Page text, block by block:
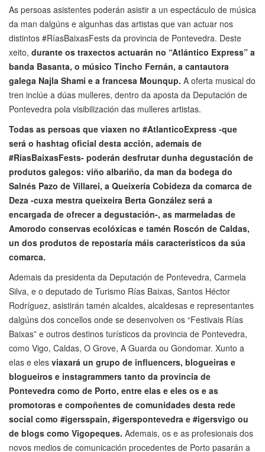
As persoas asistentes poderán asistir a un espectáculo de música
da man dalgúns e algunhas das artistas que van actuar nos
distintos #RíasBaixasFests da provincia de Pontevedra. Deste
xeito, durante os traxectos actuarán no “Atlántico Express” a
banda Basanta, o músico Tincho Fernán, a cantautora
galega Najla Shami e a francesa Mounqup. A oferta musical do
tren inclúe a dúas mulleres, dentro da aposta da Deputación de
Pontevedra pola visibilización das mulleres artistas.
Todas as persoas que viaxen no #AtlanticoExpress -que
será o hashtag oficial desta acción, ademais de
#RiasBaixasFests- poderán desfrutar dunha degustación de
produtos galegos: viño albariño, da man da bodega do
Salnés Pazo de Villarei, a Queixería Cobideza da comarca de
Deza -cuxa mestra queixeira Berta González será a
encargada de ofrecer a degustación-, as marmeladas de
Amorodo conservas ecolóxicas e tamén Roscón de Caldas,
un dos produtos de repostaría máis característicos da súa
comarca.
Ademais da presidenta da Deputación de Pontevedra, Carmela
Silva, e o deputado de Turismo Rías Baixas, Santos Héctor
Rodríguez, asistirán tamén alcaldes, alcaldesas e representantes
dalgúns dos concellos onde se desenvolven os “Festivais Rías
Baixas” e outros destinos turísticos da provincia de Pontevedra,
como Vigo, Caldas, O Grove, A Guarda ou Gondomar. Xunto a
elas e eles viaxará un grupo de influencers, blogueiras e
blogueiros e instagrammers tanto da provincia de
Pontevedra como de Porto, entre elas e eles os e as
promotoras e compoñentes de comunidades desta rede
social como #igersspain, #igerspontevedra e #igersvigo ou
de blogs como Vigopeques. Ademais, os e as profesionais dos
novos medios de comunicación procedentes de Porto pasarán a